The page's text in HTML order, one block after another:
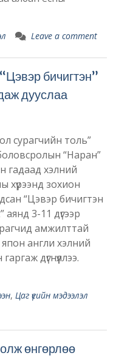
Leave a comment
бичигтэн”
дууслаа
сурагчийн толь”
“Наран”
гадаад хэлний
хүрээнд зохион
“Цэвэр бичигтэн
аянд 3-11 дүгээр
амжилттай
англи хэлний
дүгнүүллээ.
, Цаг үеийн мэдээлэл
өнгөрлөө